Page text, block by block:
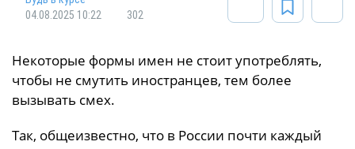
04.08.2025 10:22
302
Некоторые формы имен не стоит употреблять,
чтобы не смутить иностранцев, тем более
вызывать смех.
Так, общеизвестно, что в России почти каждый